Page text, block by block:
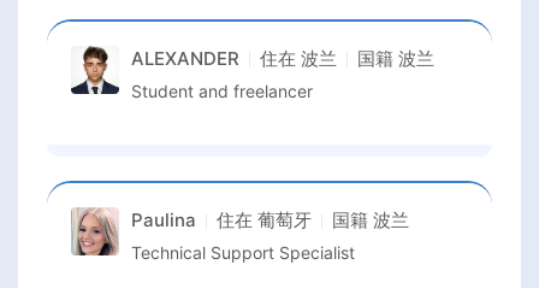
ALEXANDER 住在 波兰 国籍 波兰
Student and freelancer
Paulina 住在 葡萄牙 国籍 波兰
Technical Support Specialist